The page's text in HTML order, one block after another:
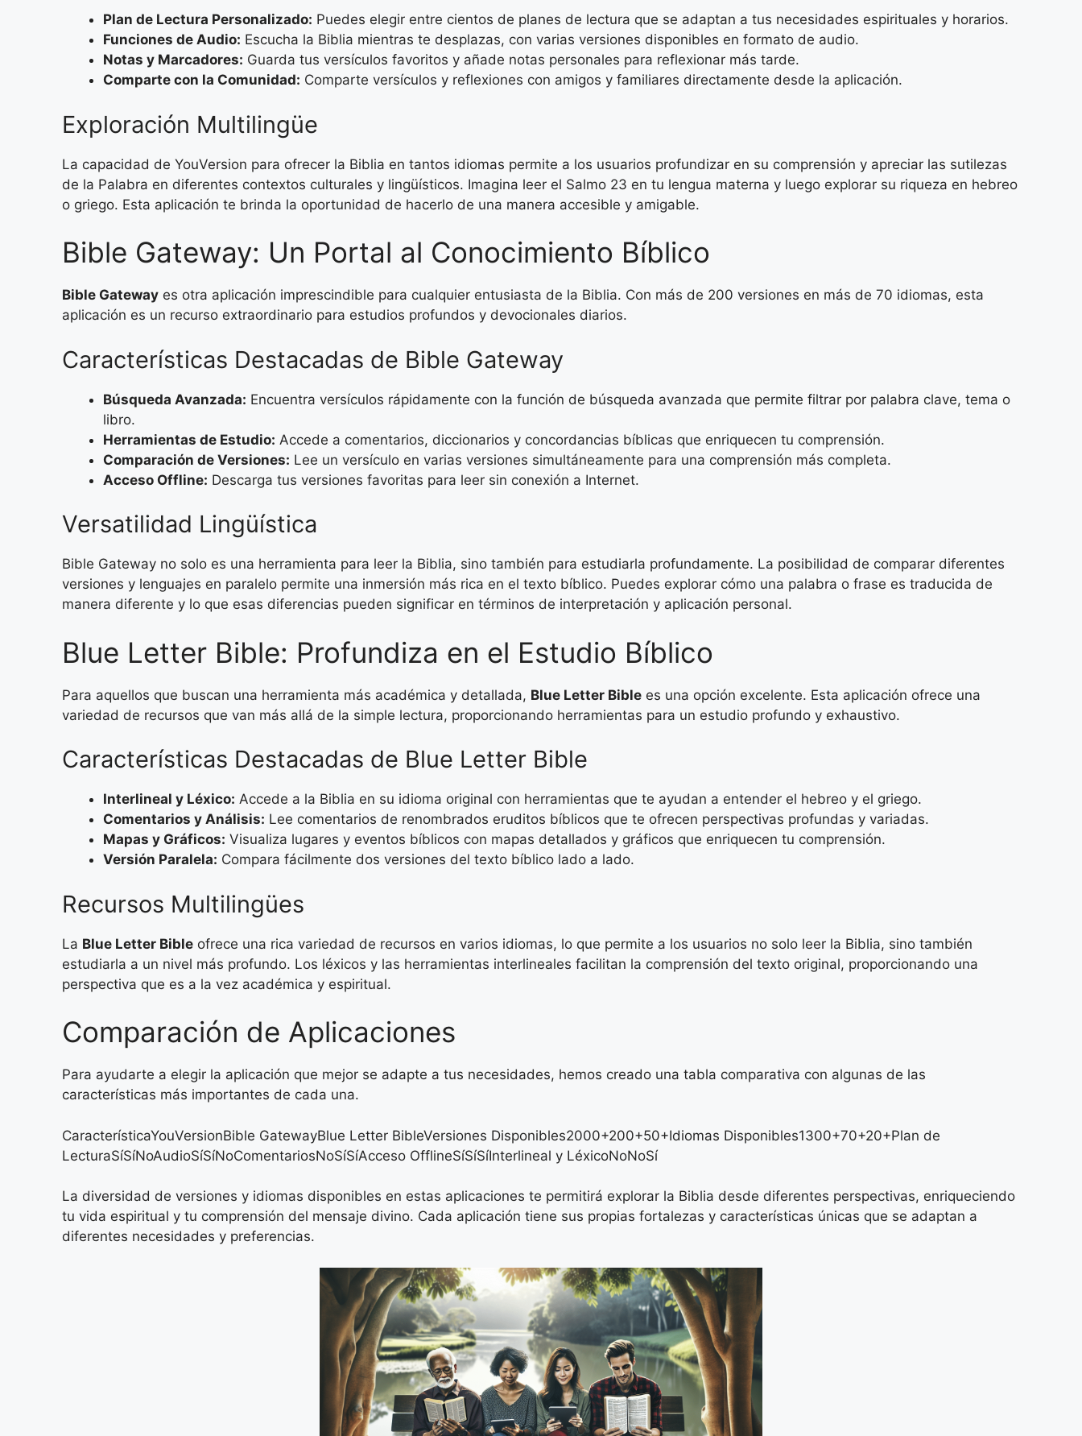
Plan de Lectura Personalizado: Puedes elegir entre cientos de planes de lectura que se adaptan a tus necesidades espirituales y horarios.
Funciones de Audio: Escucha la Biblia mientras te desplazas, con varias versiones disponibles en formato de audio.
Notas y Marcadores: Guarda tus versículos favoritos y añade notas personales para reflexionar más tarde.
Comparte con la Comunidad: Comparte versículos y reflexiones con amigos y familiares directamente desde la aplicación.
Exploración Multilingüe
La capacidad de YouVersion para ofrecer la Biblia en tantos idiomas permite a los usuarios profundizar en su comprensión y apreciar las sutilezas
de la Palabra en diferentes contextos culturales y lingüísticos. Imagina leer el Salmo 23 en tu lengua materna y luego explorar su riqueza en hebreo
o griego. Esta aplicación te brinda la oportunidad de hacerlo de una manera accesible y amigable.
Bible Gateway: Un Portal al Conocimiento Bíblico
Bible Gateway es otra aplicación imprescindible para cualquier entusiasta de la Biblia. Con más de 200 versiones en más de 70 idiomas, esta
aplicación es un recurso extraordinario para estudios profundos y devocionales diarios.
Características Destacadas de Bible Gateway
Búsqueda Avanzada: Encuentra versículos rápidamente con la función de búsqueda avanzada que permite filtrar por palabra clave, tema o
libro.
Herramientas de Estudio: Accede a comentarios, diccionarios y concordancias bíblicas que enriquecen tu comprensión.
Comparación de Versiones: Lee un versículo en varias versiones simultáneamente para una comprensión más completa.
Acceso Offline: Descarga tus versiones favoritas para leer sin conexión a Internet.
Versatilidad Lingüística
Bible Gateway no solo es una herramienta para leer la Biblia, sino también para estudiarla profundamente. La posibilidad de comparar diferentes
versiones y lenguajes en paralelo permite una inmersión más rica en el texto bíblico. Puedes explorar cómo una palabra o frase es traducida de
manera diferente y lo que esas diferencias pueden significar en términos de interpretación y aplicación personal.
Blue Letter Bible: Profundiza en el Estudio Bíblico
Para aquellos que buscan una herramienta más académica y detallada, Blue Letter Bible es una opción excelente. Esta aplicación ofrece una
variedad de recursos que van más allá de la simple lectura, proporcionando herramientas para un estudio profundo y exhaustivo.
Características Destacadas de Blue Letter Bible
Interlineal y Léxico: Accede a la Biblia en su idioma original con herramientas que te ayudan a entender el hebreo y el griego.
Comentarios y Análisis: Lee comentarios de renombrados eruditos bíblicos que te ofrecen perspectivas profundas y variadas.
Mapas y Gráficos: Visualiza lugares y eventos bíblicos con mapas detallados y gráficos que enriquecen tu comprensión.
Versión Paralela: Compara fácilmente dos versiones del texto bíblico lado a lado.
Recursos Multilingües
La Blue Letter Bible ofrece una rica variedad de recursos en varios idiomas, lo que permite a los usuarios no solo leer la Biblia, sino también
estudiarla a un nivel más profundo. Los léxicos y las herramientas interlineales facilitan la comprensión del texto original, proporcionando una
perspectiva que es a la vez académica y espiritual.
Comparación de Aplicaciones
Para ayudarte a elegir la aplicación que mejor se adapte a tus necesidades, hemos creado una tabla comparativa con algunas de las
características más importantes de cada una.
CaracterísticaYouVersionBible GatewayBlue Letter BibleVersiones Disponibles2000+200+50+Idiomas Disponibles1300+70+20+Plan de
LecturaSíSíNoAudioSíSíNoComentariosNoSíSíAcceso OfflineSíSíSíInterlineal y LéxicoNoNoSí
La diversidad de versiones y idiomas disponibles en estas aplicaciones te permitirá explorar la Biblia desde diferentes perspectivas, enriqueciendo
tu vida espiritual y tu comprensión del mensaje divino. Cada aplicación tiene sus propias fortalezas y características únicas que se adaptan a
diferentes necesidades y preferencias.